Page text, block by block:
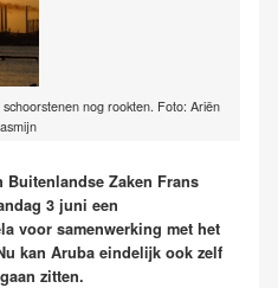
nog rookten. Foto: Ariën
Zaken Frans
3 juni een
voor samenwerking met het
kan Aruba eindelijk ook zelf
zitten.